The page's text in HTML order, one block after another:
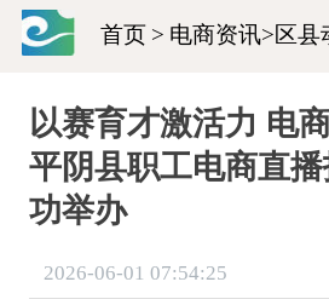
首页 > 电商资讯>区县
以赛育才激活力 电
平阴县职工电商直
功举办
2026-06-01 07:54:25